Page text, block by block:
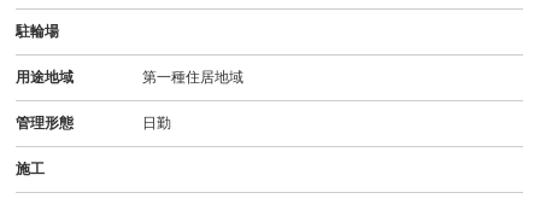
駐輪場
用途地域 第一種住居地域
管理形態 日勤
施工